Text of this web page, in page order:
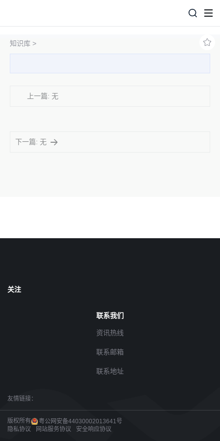
知识库 >
上一篇: 无
下一篇: 无
关注
联系我们
资讯热线
联系邮箱
联系地址
友情链接：
版权所有
粤公网安备44030002013641号
隐私协议
网站服务协议 安全响应协议